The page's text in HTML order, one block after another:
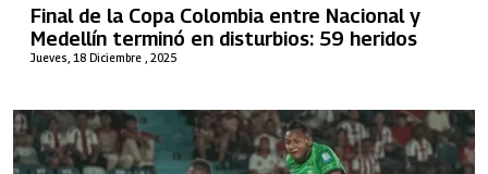
Jueves, 18 Diciembre , 2025
Final de la Copa Colombia entre Nacional y
Medellín terminó en disturbios: 59 heridos